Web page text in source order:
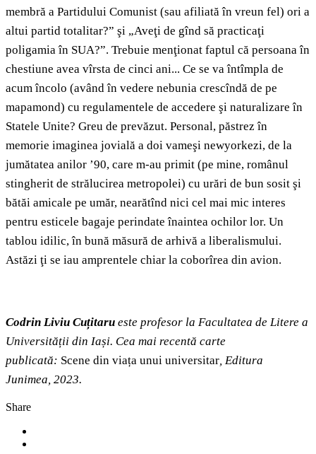
membră a Partidului Comunist (sau afiliată în vreun fel) ori a
altui partid totalitar?” şi „Aveţi de gînd să practicaţi
poligamia în SUA?”. Trebuie menţionat faptul că persoana în
chestiune avea vîrsta de cinci ani... Ce se va întîmpla de
acum încolo (având în vedere nebunia crescîndă de pe
mapamond) cu regulamentele de accedere şi naturalizare în
Statele Unite? Greu de prevăzut. Personal, păstrez în
memorie imaginea jovială a doi vameşi newyorkezi, de la
jumătatea anilor ’90, care m-au primit (pe mine, românul
stingherit de strălucirea metropolei) cu urări de bun sosit şi
bătăi amicale pe umăr, nearătînd nici cel mai mic interes
pentru esticele bagaje perindate înaintea ochilor lor. Un
tablou idilic, în bună măsură de arhivă a liberalismului.
Astăzi ţi se iau amprentele chiar la coborîrea din avion.
Codrin Liviu Cuțitaru este profesor la Facultatea de Litere a
Universității din Iași. Cea mai recentă carte
publicată: Scene din viața unui universitar, Editura
Junimea, 2023.
Share